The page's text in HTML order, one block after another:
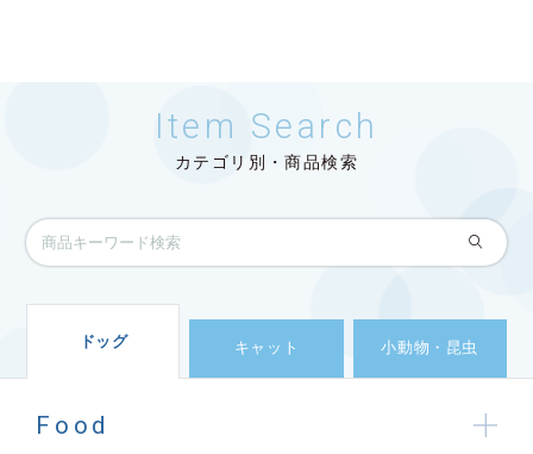
Item Search
カテゴリ別・商品検索
ドッグ キャット 小動物・昆虫
Food